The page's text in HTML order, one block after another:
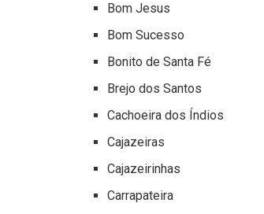
Bom Jesus
Bom Sucesso
Bonito de Santa Fé
Brejo dos Santos
Cachoeira dos Índios
Cajazeiras
Cajazeirinhas
Carrapateira